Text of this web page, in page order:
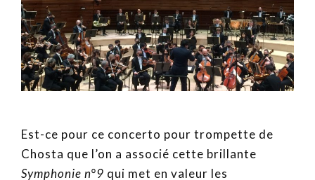
Est-ce pour ce concerto pour trompette de
Chosta que l’on a associé cette brillante
Symphonie n°9 qui met en valeur les